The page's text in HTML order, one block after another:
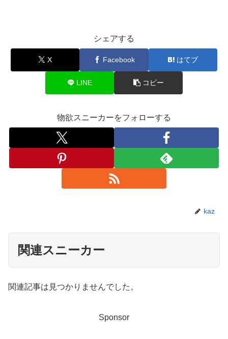
シェアする
X Facebook はてブ
LINE コピー
物欲スニーカーをフォローする
kaz
関連スニーカー
関連記事は見つかりませんでした。
Sponsor